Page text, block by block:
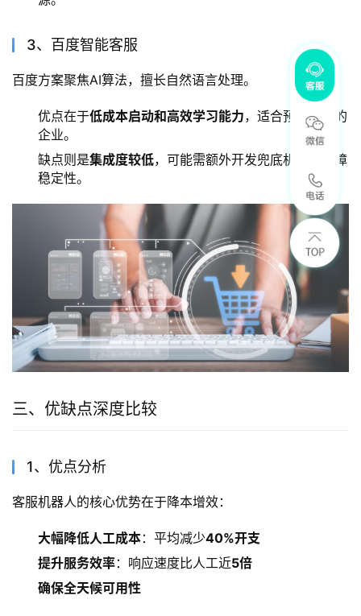
3、百度智能客服
百度方案聚焦AI算法，擅长自然语言处理。
优点在于低成本启动和高效学习能力，适合预算有限的
企业。
缺点则是集成度较低，可能需额外开发兜底机制来保障
稳定性。
三、优缺点深度比较
1、优点分析
客服机器人的核心优势在于降本增效：
大幅降低人工成本：平均减少40%开支
提升服务效率：响应速度比人工近5倍
确保全天候可用性